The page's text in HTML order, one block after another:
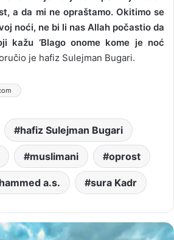
a da mi ne opraštamo. Okitimo se
noći, ne bi li nas Allah počastio da
kažu ‘Blago onome kome je noć
je hafiz Sulejman Bugari.
hafiz Sulejman Bugari
muslimani oprost
a.s. sura Kadr